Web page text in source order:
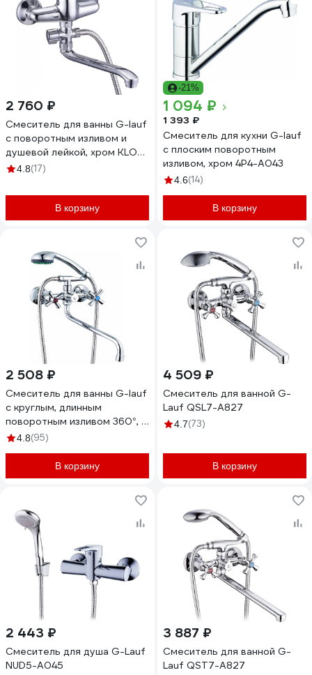
2 760 ₽
Смеситель для ванны G-lauf
с поворотным изливом и
душевой лейкой, хром KLO6-
C048
4.8(17)
В корзину
-21%
1 094 ₽
1 393 ₽
Смеситель для кухни G-lauf
с плоским поворотным
изливом, хром 4P4-A043
4.6(14)
В корзину
2 508 ₽
Смеситель для ванны G-lauf
с круглым, длинным
поворотным изливом 360°, с
душевой лейкой, хром
4.8(95)
В корзину
4 509 ₽
Смеситель для ванной G-
Lauf QSL7-A827
4.7(73)
В корзину
2 443 ₽
Смеситель для душа G-Lauf
NUD5-A045
3 887 ₽
Смеситель для ванной G-
Lauf QST7-A827